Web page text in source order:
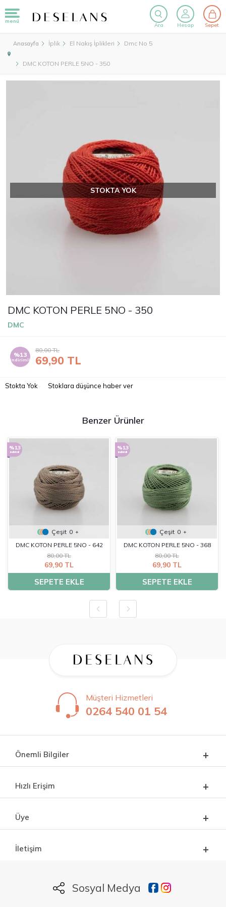
menü
Ara Hesap Sepet
Anasayfa İplik El Nakış İplikleri Dmc No 5
DMC KOTON PERLE 5NO - 350
STOKTA YOK
DMC KOTON PERLE 5NO - 350
DMC
%13
indirimli 69,90 TL
80,00TL
Stokta Yok Stoklara düşünce haber ver
Benzer Ürünler
%13
indirimli
Çeşit 0 +
DMC KOTON PERLE 5NO - 642
80,00 TL
69,90 TL
SEPETE EKLE
%13
indirimli
Çeşit 0 +
DMC KOTON PERLE 5NO - 368
80,00 TL
69,90 TL
SEPETE EKLE
Müşteri Hizmetleri
0264 540 01 54
Önemli Bilgiler
Hızlı Erişim
Üye
İletişim
Sosyal Medya